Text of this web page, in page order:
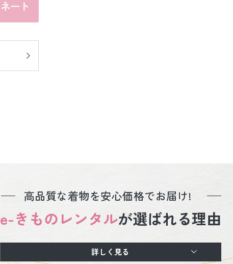
高品質な着物を安心価格でお届け!
e-きものレンタルが選ばれる理由
詳しく見る